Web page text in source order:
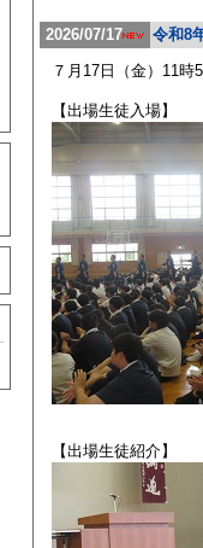
2026/07/17
令和8
７月17日（金）11時
【出場生徒入場】
【出場生徒紹介】